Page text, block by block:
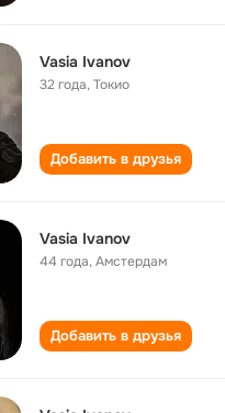
Vasia Ivanov
32 года,Токио
Добавить в друзья
Vasia Ivanov
44 года,Амстердам
Добавить в друзья